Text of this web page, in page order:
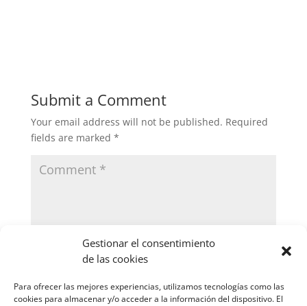
Gestionar el consentimiento
de las cookies
Para ofrecer las mejores experiencias, utilizamos tecnologías como las
cookies para almacenar y/o acceder a la información del dispositivo. El
Submit a Comment
Your email address will not be published. Required
fields are marked *